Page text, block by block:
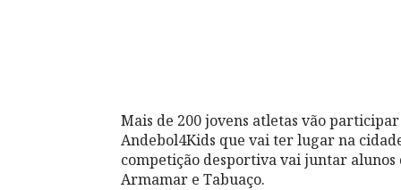
Mais de 200 jovens atletas vão
Andebol4Kids que vai ter lugar na
competição desportiva vai juntar alunos
Armamar e Tabuaço.